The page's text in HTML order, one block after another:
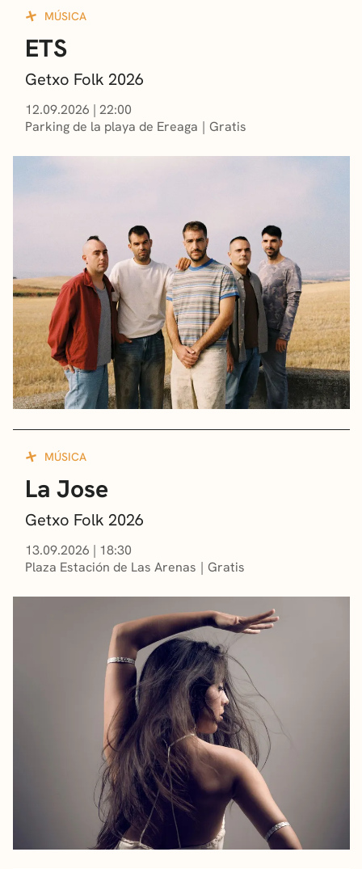
MÚSICA
ETS
Getxo Folk 2026
12.09.2026 | 22:00
Parking de la playa de Ereaga
Gratis
MÚSICA
La Jose
Getxo Folk 2026
13.09.2026 | 18:30
Plaza Estación de Las Arenas
Gratis